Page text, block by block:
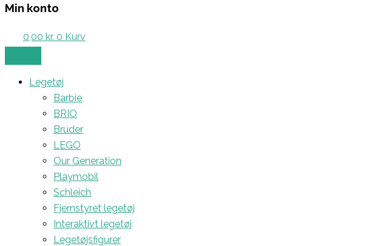
Min konto
0,00 kr. 0 Kurv
Legetøj
Barbie
BRIO
Bruder
LEGO
Our Generation
Playmobil
Schleich
Fjernstyret legetøj
Interaktivt legetøj
Legetøjsfigurer